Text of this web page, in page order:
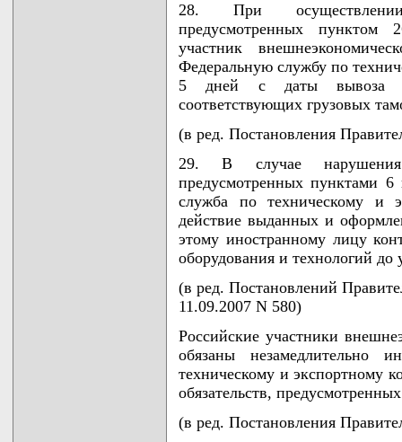
28. При осуществлении
предусмотренных пунктом
участник
Федеральную службу по
5 дней с даты вывоза
соответствующих грузовых
(в ред. Постановления
29. В случае нарушения
предусмотренных пунктами
служба по техническому и
действие выданных и
этому иностранному лицу
оборудования и технологий до
(в ред. Постановлений
11.09.2007 N 580)
Российские участники
обязаны незамедлительно
техническому и экспортному
обязательств,
(в ред. Постановления